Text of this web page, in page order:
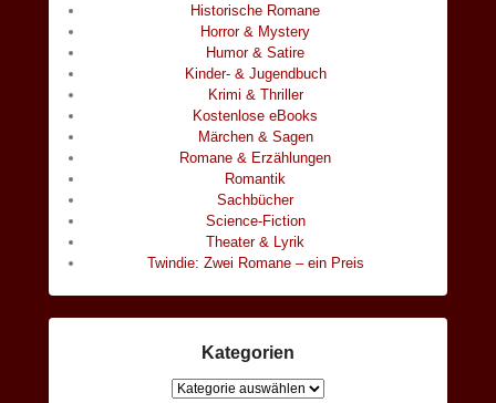
Historische Romane
Horror & Mystery
Humor & Satire
Kinder- & Jugendbuch
Krimi & Thriller
Kostenlose eBooks
Märchen & Sagen
Romane & Erzählungen
Romantik
Sachbücher
Science-Fiction
Theater & Lyrik
Twindie: Zwei Romane – ein Preis
Kategorien
Kategorien